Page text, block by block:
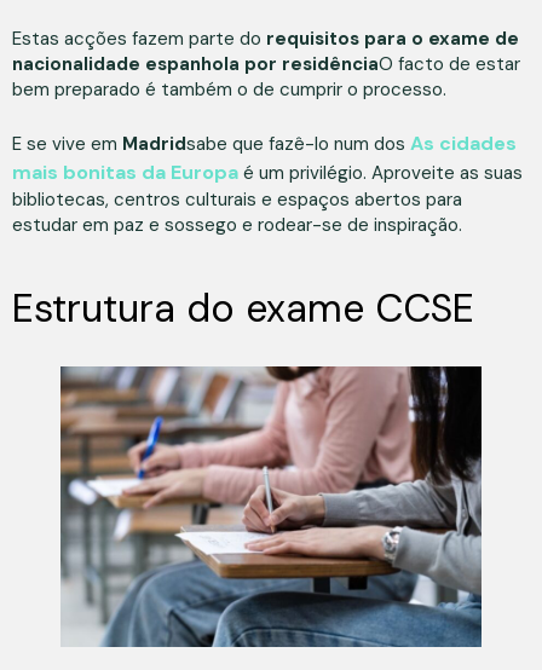
Estas acções fazem parte do requisitos para o exame de
nacionalidade espanhola por residênciaO facto de estar
bem preparado é também o de cumprir o processo.
E se vive em Madridsabe que fazê-lo num dos As cidades
mais bonitas da Europa é um privilégio. Aproveite as suas
bibliotecas, centros culturais e espaços abertos para
estudar em paz e sossego e rodear-se de inspiração.
Estrutura do exame CCSE